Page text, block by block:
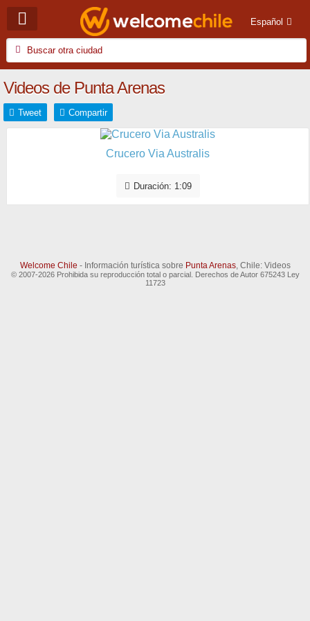
Español
Videos de Punta Arenas
Compartir
Tweet
Crucero Via Australis
Duración: 1:09
Welcome Chile - Información turística sobre Punta Arenas, Chile: Videos
© 2007-2026 Prohibida su reproducción total o parcial. Derechos de Autor 675243 Ley
11723